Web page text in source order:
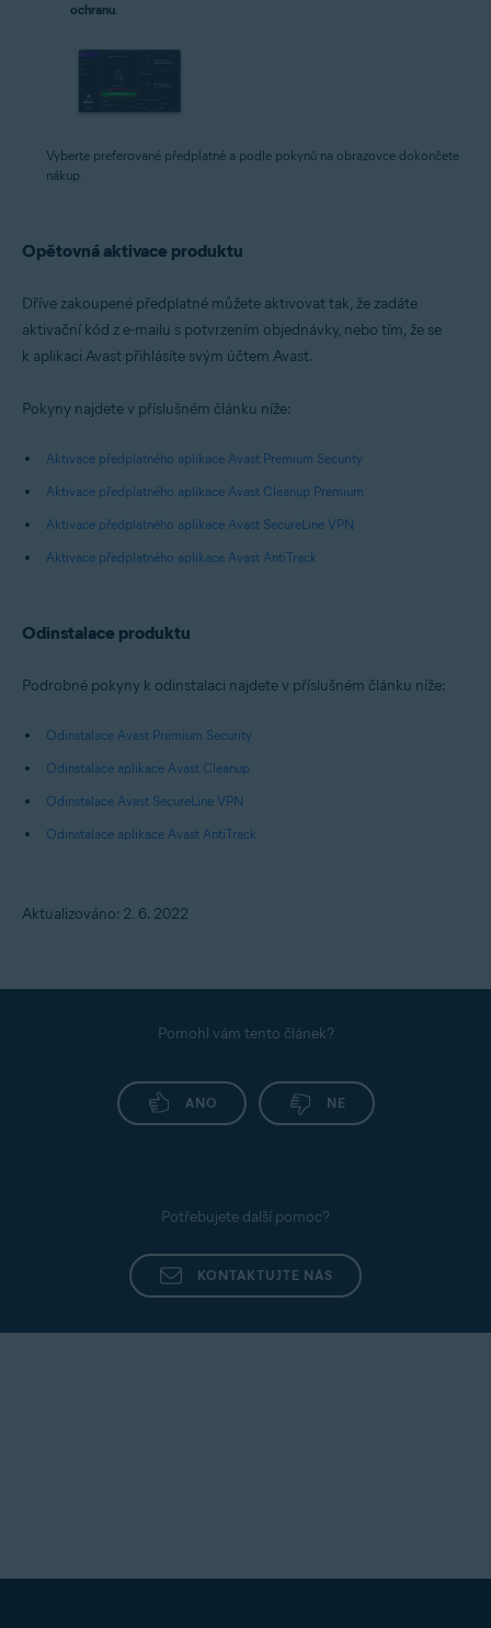
ochranu.
Vyberte preferované předplatné a podle pokynů na obrazovce dokončete
nákup.
Opětovná aktivace produktu
Dříve zakoupené předplatné můžete aktivovat tak, že zadáte
aktivační kód z e-mailu s potvrzením objednávky, nebo tím, že se
k aplikaci Avast přihlásíte svým účtem Avast.
Pokyny najdete v příslušném článku níže:
Aktivace předplatného aplikace Avast Premium Security
Aktivace předplatného aplikace Avast Cleanup Premium
Aktivace předplatného aplikace Avast SecureLine VPN
Aktivace předplatného aplikace Avast AntiTrack
Odinstalace produktu
Podrobné pokyny k odinstalaci najdete v příslušném článku níže:
Odinstalace Avast Premium Security
Odinstalace aplikace Avast Cleanup
Odinstalace Avast SecureLine VPN
Odinstalace aplikace Avast AntiTrack
Aktualizováno: 2. 6. 2022
Pomohl vám tento článek?
ANO NE
Potřebujete další pomoc?
KONTAKTUJTE NÁS